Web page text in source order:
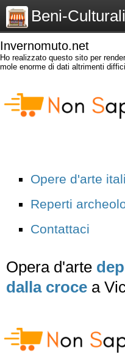
Beni-Culturali
Invernomuto.net
Ho realizzato questo sito per
mole enorme di dati altrimenti
Opere d'arte
Reperti
Contattaci
Opera d'arte
dalla croce a